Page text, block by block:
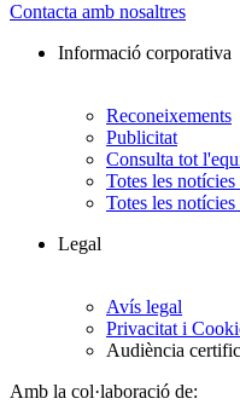
Contacta amb nosaltres
Informació corporativa
Reconeixements
Publicitat
Consulta tot
Totes les
Totes les
Legal
Avís legal
Privacitat i
Audiència
Amb la col·laboració de: